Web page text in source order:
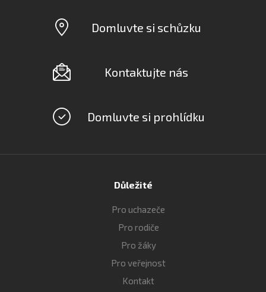
Domluvte si schůzku
Kontaktujte nás
Domluvte si prohlídku
Důležité
Pro uchazeče
Pro rodiče
Pro žáky
Pro veřejnost
Kontakt